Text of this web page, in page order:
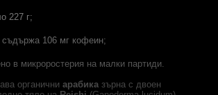
227 г;
съдържа 106 мг кофеин;
в микроростерия на малки партиди.
органичниарабика зърна с двоен